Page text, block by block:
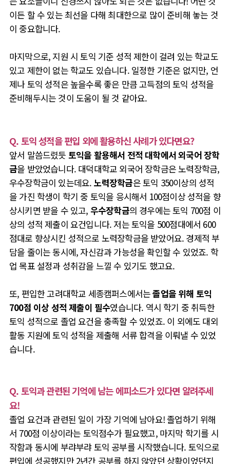
이든 할 수 있는 최선을 다해 최대한으로 많이 준비해 놓는 것
이 중요합니다.
마지막으로, 지원 시 토익 기준 성적 제한이 걸려 있는 학교도
있고 제한이 없는 학교도 있습니다. 일정한 기준은 없지만, 언
제나 토익 성적은 높을수록 좋은 만큼 고득점의 토익 성적을
준비해두시는 것이 도움이 될 것 같아요.
Q. 토익 성적을 편입 외에 활용하신 사례가 있다면요?
앞서 말씀드렸듯 토익을 활용해서 전적 대학에서 외국어 장학
금을 받았었습니다. 대덕대학교 외국어 장학금은 노력장학금,
우수장학금이 있는데요. 노력장학금은 토익 350이상의 성적
을 가진 학생이 학기 중 토익을 응시해서 100점이상 성적을 향
상시키면 받을 수 있고, 우수장학금의 경우에는 토익 700점 이
상의 성적 제출이 요건입니다. 저는 토익을 500점대에서 600
점대로 향상시킨 성적으로 노력장학금을 받았어요. 경제적 부
담을 줄이는 동시에, 자신감과 가능성을 확인할 수 있었죠. 학
업 목표 설정과 성취감을 느낄 수 있기도 했고요.
또, 편입한 고려대학교 세종캠퍼스에서는졸업을 위해 토익
700점 이상 성적 제출이 필수였습니다. 역시 학기 중 취득한
토익 성적으로 졸업 요건을 충족할 수 있었죠. 이 외에도 대외
활동 지원에 토익 성적을 제출해 서류 합격을 이뤄낼 수 있었
습니다.
Q. 토익과 관련된 기억에 남는 에피소드가 있다면 알려주세
요!
졸업 요건과 관련된 일이 가장 기억에 남아요! 졸업하기 위해
서 700점 이상이라는 토익점수가 필요했고, 마지막 학기를 시
작함과 동시에 부랴부랴 토익 공부를 시작했습니다. 토익으로
편입에 성공했지만 2년간 공부를 하지 않았던 상황이었던지